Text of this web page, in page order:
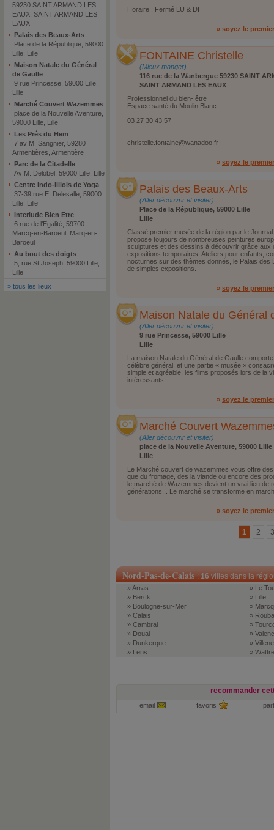
59230 SAINT ARMAND LES
EAUX, SAINT ARMAND LES
EAUX
Palais des Beaux-Arts
Place de la République, 59000
Lille, Lille
Maison Natale du Général
de Gaulle
9 rue Princesse, 59000 Lille,
Lille
Marché Couvert Wazemmes
place de la Nouvelle Aventure,
59000 Lille, Lille
Les Prés du Hem
7 av M. Sangnier, 59280
Armentières, Armentière
Parc de la Citadelle
Av M. Delobel, 59000 Lille, Lille
Centre Indo-lillois de Yoga
37-39 rue E. Delesalle, 59000
Lille, Lille
Interlude Bien Etre
6 rue de l’Egalité, 59700
Marcq-en-Baroeul, Marq-en-
Baroeul
Au bout des doigts
5, rue St Joseph, 59000 Lille,
Lille
» tous les lieux
Horaire : Fermé LU & DI
» soyez le
FONTAINE Christelle
(Mieux manger)
116 rue de la Wanbergue 59230 SAINT
SAINT ARMAND LES EAUX
Professionnel du bien- être
Espace santé du Moulin Blanc
03 27 30 43 57
christelle.fontaine@wanadoo.fr
» soyez le
Palais des Beaux-Arts
(Aller découvrir et visiter)
Place de la République, 59000 Lille
Lille
Classé premier musée de la région par le
propose toujours de nombreuses peintures
sculptures et des dessins à découvrir grâce aux
expositions temporaires. Ateliers pour enfants,
nocturnes sur des thèmes donnés, le Palais
de simples expositions.
» soyez le
Maison Natale du Général
(Aller découvrir et visiter)
9 rue Princesse, 59000 Lille
Lille
La maison Natale du Général de Gaulle
célèbre général, et une partie « musée »
simple et agréable, les films proposés lors de la
intéressants…
» soyez le
Marché Couvert
(Aller découvrir et visiter)
place de la Nouvelle Aventure, 59000 Lille
Lille
Le Marché couvert de wazemmes vous offre
que du fromage, des la viande ou encore des
le marché de Wazemmes devient un vrai lieu de
générations... Le marché se transforme en
» soyez le
3
2
1
Nord-Pas-de-Calais:16villes dans la
» Arras
» Berck
» Boulogne-sur-Mer
» Calais
» Cambrai
» Douai
» Dunkerque
» Lens
» Le
» Lille
»
»
»
»
»
»
recommander
email favoris